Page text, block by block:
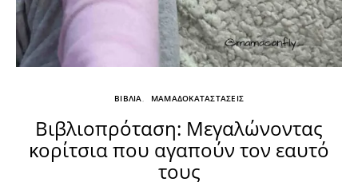
ΒΙΒΛΙΑ ΜΑΜΑΔΟΚΑΤΑΣΤΑΣΕΙΣ
Βιβλιοπρόταση: Μεγαλώνοντας
κορίτσια που αγαπούν τον εαυτό
τους